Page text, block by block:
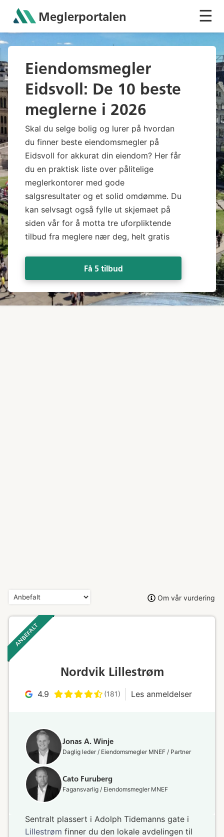
Meglerportalen ☰
Eiendomsmegler
Eidsvoll: De 10 beste
meglerne i 2026
Skal du selge bolig og lurer på hvordan
du finner beste eiendomsmegler på
Eidsvoll for akkurat din eiendom? Her får
du en praktisk liste over pålitelige
meglerkontorer med gode
salgsresultater og et solid omdømme. Du
kan selvsagt også fylle ut skjemaet på
siden vår for å motta tre uforpliktende
tilbud fra meglere nær deg, helt gratis
Få 5 tilbud
Om vår vurdering
ANBEFALT ‎ ‎ ‎
Nordvik Lillestrøm
4.9 (181) Les anmeldelser
Jonas A. Winje
Daglig leder / Eiendomsmegler MNEF / Partner
Cato Furuberg
Fagansvarlig / Eiendomsmegler MNEF
Sentralt plassert i Adolph Tidemanns gate i
Lillestrøm finner du den lokale avdelingen til